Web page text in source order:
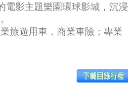
電影主題樂園環球影城，沉浸
旅遊用車，商業車險；專業